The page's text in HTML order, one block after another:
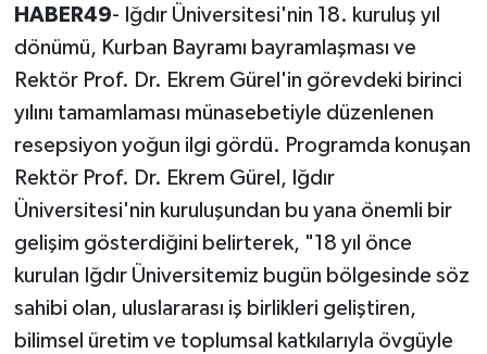
HABER49- Iğdır Üniversitesi'nin 18. kuruluş yıl
dönümü, Kurban Bayramı bayramlaşması ve
Rektör Prof. Dr. Ekrem Gürel'in görevdeki birinci
yılını tamamlaması münasebetiyle düzenlenen
resepsiyon yoğun ilgi gördü. Programda konuşan
Rektör Prof. Dr. Ekrem Gürel, Iğdır
Üniversitesi'nin kuruluşundan bu yana önemli bir
gelişim gösterdiğini belirterek, "18 yıl önce
kurulan Iğdır Üniversitemiz bugün bölgesinde söz
sahibi olan, uluslararası iş birlikleri geliştiren,
bilimsel üretim ve toplumsal katkılarıyla övgüyle
Malazgirt